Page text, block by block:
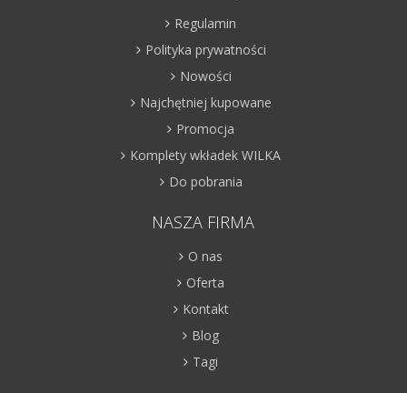
Regulamin
Polityka prywatności
Nowości
Najchętniej kupowane
Promocja
Komplety wkładek WILKA
Do pobrania
NASZA FIRMA
O nas
Oferta
Kontakt
Blog
Tagi